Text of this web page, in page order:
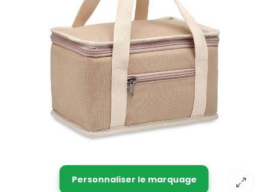
Personnaliser le marquage